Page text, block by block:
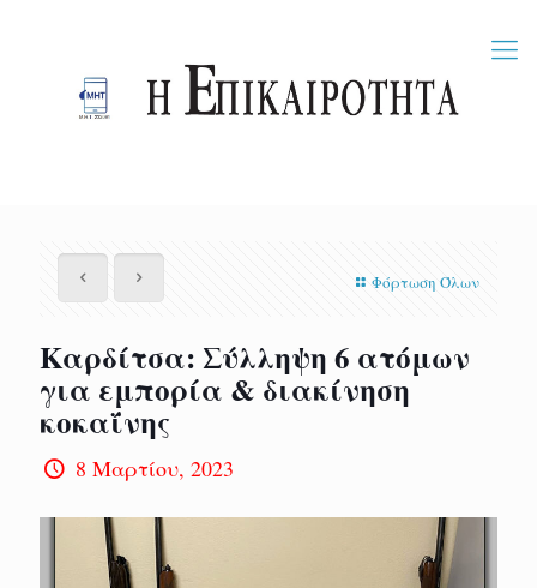
Φόρτωση Όλων
Καρδίτσα: Σύλληψη 6 ατόμων
για εμπορία & διακίνηση
κοκαΐνης
8 Μαρτίου, 2023